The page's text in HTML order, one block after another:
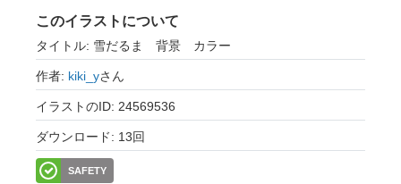
このイラストについて
タイトル: 雪だるま 背景 カラー
作者: kiki_yさん
イラストのID: 24569536
ダウンロード: 13回
SAFETY